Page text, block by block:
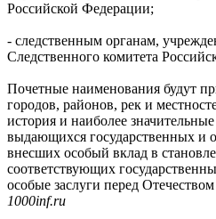
Российской Федерации;
- следственным органам,
Следственного комитета
Почетные наименования будут
городов, районов, рек и
история и наиболее
выдающихся государственных и
внесших особый вклад в
соответствующих
особые заслуги перед
1000inf.ru